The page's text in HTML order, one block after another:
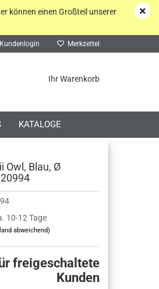
Kundenlogin Merkzettel
Ihr Warenkorb
können einen Großteil unserer
KATALOGE
Owl, Blau, Ø
10-12 Tage
abweichend)
freigeschaltete
Kunden